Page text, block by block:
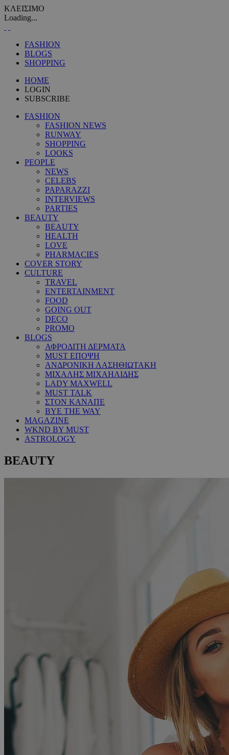
ΚΛΕΙΣΙΜΟ
Loading...
FASHION
BLOGS
SHOPPING
HOME
LOGIN
SUBSCRIBE
FASHION
FASHION NEWS
RUNWAY
SHOPPING
LOOKS
PEOPLE
NEWS
CELEBS
PAPARAZZI
INTERVIEWS
PARTIES
BEAUTY
BEAUTY
HEALTH
LOVE
PHARMACIES
COVER STORY
CULTURE
TRAVEL
ENTERTAINMENT
FOOD
GOING OUT
DECO
PROMO
BLOGS
ΑΦΡΟΔΙΤΗ ΔΕΡΜΑΤΑ
MUST ΕΠΟΨΗ
ΑΝΔΡΟΝΙΚΗ ΛΑΣΗΘΙΩΤΑΚΗ
ΜΙΧΑΛΗΣ ΜΙΧΑΗΛΙΔΗΣ
LADY MAXWELL
MUST TALK
ΣΤΟΝ ΚΑΝΑΠΕ
BYE THE WAY
MAGAZINE
WKND BY MUST
ASTROLOGY
BEAUTY